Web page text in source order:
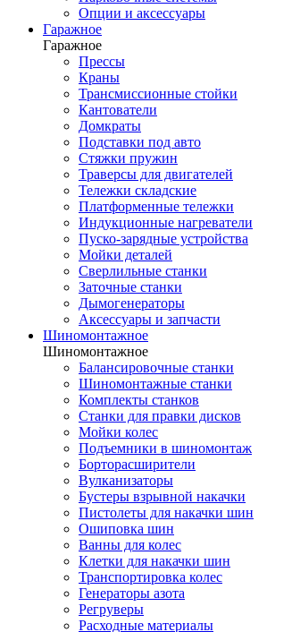
Опции и аксессуары
Гаражное
Гаражное
Прессы
Краны
Трансмиссионные стойки
Кантователи
Домкраты
Подставки под авто
Стяжки пружин
Траверсы для двигателей
Тележки складские
Платформенные тележки
Индукционные нагреватели
Пуско-зарядные устройства
Мойки деталей
Сверлильные станки
Заточные станки
Дымогенераторы
Аксессуары и запчасти
Шиномонтажное
Шиномонтажное
Балансировочные станки
Шиномонтажные станки
Комплекты станков
Станки для правки дисков
Мойки колес
Подъемники в шиномонтаж
Борторасширители
Вулканизаторы
Бустеры взрывной накачки
Пистолеты для накачки шин
Ошиповка шин
Ванны для колес
Клетки для накачки шин
Транспортировка колес
Генераторы азота
Регруверы
Расходные материалы